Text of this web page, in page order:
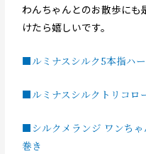
わんちゃんとのお散歩にも
けたら嬉しいです。
■ルミナスシルク5本指ハ
■ルミナスシルクトリコロ
■シルクメランジ ワンち
巻